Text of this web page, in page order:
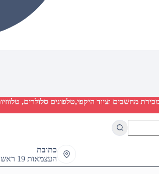
מחשבים וציוד היקפי,טלפונים סלולרים,
כתובת
העצמאות 19 ראש העין